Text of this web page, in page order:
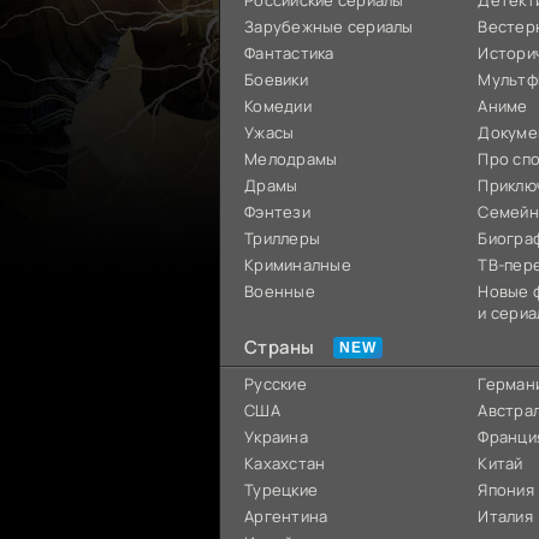
Зарубежные сериалы
Фантастика
Боевики
Комедии
Ужасы
Мелодрамы
Драмы
Фэнтези
Триллеры
Криминалные
Военные
Аниме
Про
ТВ-
Новые
и
Страны
Русские
США
Украина
Кахахстан
Турецкие
Аргентина
Китай
Япония
Италия